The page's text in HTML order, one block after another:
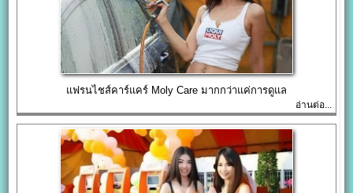
แฟรนไชส์คาร์แคร์ Moly Care มากกว่าแค่การดูแล
อ่านต่อ...